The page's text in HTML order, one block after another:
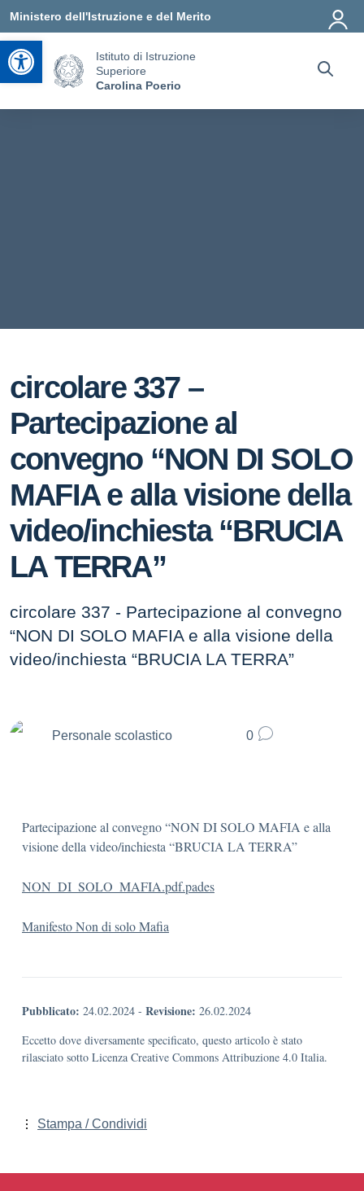
Apri la barra degli strumenti
Ministero dell'Istruzione e del Merito
Istituto di Istruzione
Superiore
Carolina Poerio
circolare 337 –
Partecipazione al
convegno “NON DI SOLO
MAFIA e alla visione della
video/inchiesta “BRUCIA
LA TERRA”
circolare 337 - Partecipazione al convegno
“NON DI SOLO MAFIA e alla visione della
video/inchiesta “BRUCIA LA TERRA”
Personale scolastico 0
Partecipazione al convegno “NON DI SOLO MAFIA e alla
visione della video/inchiesta “BRUCIA LA TERRA”
NON_DI_SOLO_MAFIA.pdf.pades
Manifesto Non di solo Mafia
Pubblicato: 24.02.2024 - Revisione: 26.02.2024
Eccetto dove diversamente specificato, questo articolo è stato
rilasciato sotto Licenza Creative Commons Attribuzione 4.0 Italia.
Stampa / Condividi